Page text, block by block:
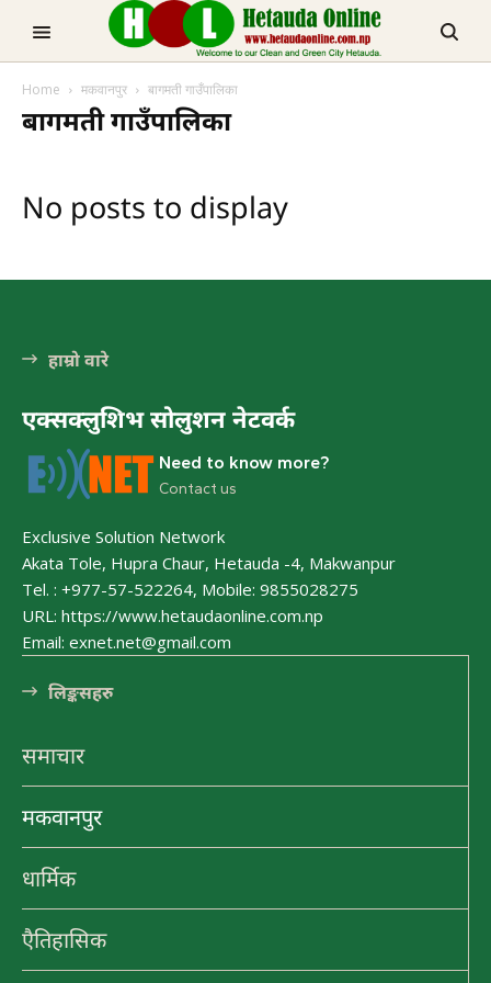
TRENDING NOW
मनहरीलाइभ
हेटौंडा अनलाईन
हेटौंडा अनलाईन
पर्यटन
चुरीयामाइमा ऐतिहासिक, धार्मिक र पर्यटकिय
Home मकवानपुर बागमती गाउँपालिका
बागमती गाउँपालिका
No posts to display
हाम्रो वारे
एक्सक्लुशिभ सोलुशन नेटवर्क
Need to know more?
Contact us
Exclusive Solution Network
Akata Tole, Hupra Chaur, Hetauda -4, Makwanpur
Tel. : +977-57-522264, Mobile: 9855028275
URL: https://www.hetaudaonline.com.np
Email: exnet.net@gmail.com
लि󠅵ङ्कसहरु
समाचार
मकवानपुर
धार्मिक
एैतिहासिक